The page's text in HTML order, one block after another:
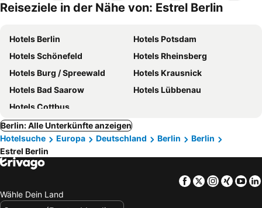
Reiseziele in der Nähe von: Estrel Berlin
Hotels Berlin
Hotels Potsdam
Hotels Schönefeld
Hotels Rheinsberg
Hotels Burg / Spreewald
Hotels Krausnick
Hotels Bad Saarow
Hotels Lübbenau
Hotels Cottbus
Berlin: Alle Unterkünfte anzeigen
Hotelsuche
Europa Deutschland Berlin
Berlin
Estrel Berlin
Facebook
TwitterXing
Wähle Dein Land